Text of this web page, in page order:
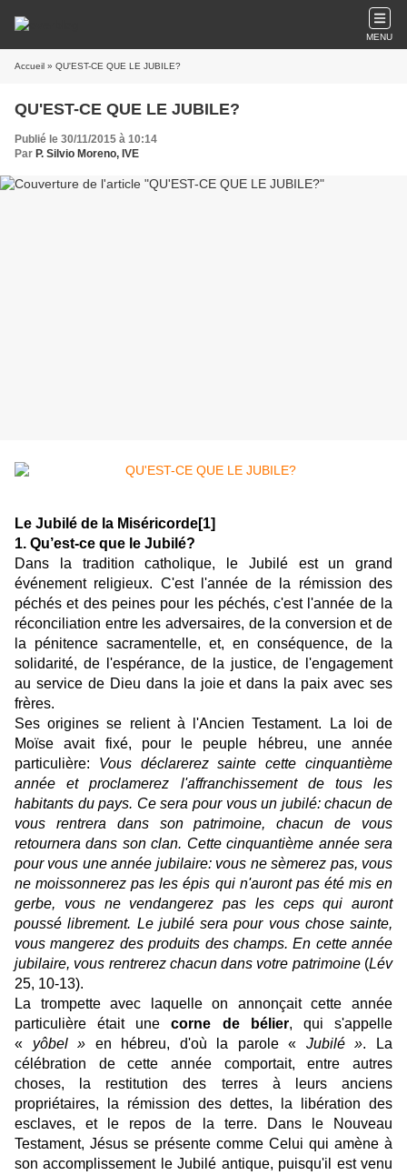
MENU
Accueil » QU'EST-CE QUE LE JUBILE?
QU'EST-CE QUE LE JUBILE?
Publié le 30/11/2015 à 10:14
Par P. Silvio Moreno, IVE
Le Jubilé de la Miséricorde[1]
1. Qu’est-ce que le Jubilé?
Dans la tradition catholique, le Jubilé est un grand
événement religieux. C'est l'année de la rémission des
péchés et des peines pour les péchés, c'est l'année de la
réconciliation entre les adversaires, de la conversion et de
la pénitence sacramentelle, et, en conséquence, de la
solidarité, de l'espérance, de la justice, de l'engagement
au service de Dieu dans la joie et dans la paix avec ses
frères.
Ses origines se relient à l'Ancien Testament. La loi de
Moïse avait fixé, pour le peuple hébreu, une année
particulière: Vous déclarerez sainte cette cinquantième
année et proclamerez l'affranchissement de tous les
habitants du pays. Ce sera pour vous un jubilé: chacun de
vous rentrera dans son patrimoine, chacun de vous
retournera dans son clan. Cette cinquantième année sera
pour vous une année jubilaire: vous ne sèmerez pas, vous
ne moissonnerez pas les épis qui n'auront pas été mis en
gerbe, vous ne vendangerez pas les ceps qui auront
poussé librement. Le jubilé sera pour vous chose sainte,
vous mangerez des produits des champs. En cette année
jubilaire, vous rentrerez chacun dans votre patrimoine(Lév
25, 10-13).
La trompette avec laquelle on annonçait cette année
particulière était unecorne de bélier, qui s'appelle
« yôbel » en hébreu, d'où la parole « Jubilé ». La
célébration de cette année comportait, entre autres
choses, la restitution des terres à leurs anciens
propriétaires, la rémission des dettes, la libération des
esclaves, et le repos de la terre. Dans le Nouveau
Testament, Jésus se présente comme Celui qui amène à
son accomplissement le Jubilé antique, puisqu'il est venu